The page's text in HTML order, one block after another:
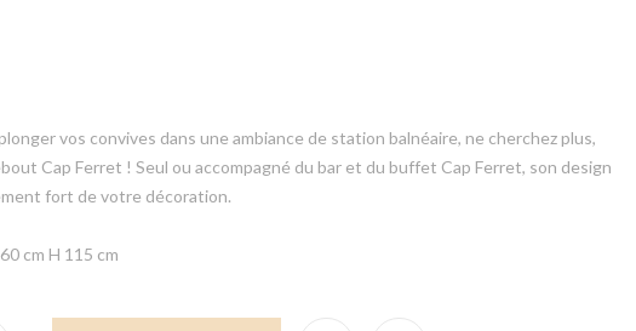
vos convives dans une ambiance de station balnéaire, ne cherchez plus,
Cap Ferret ! Seul ou accompagné du bar et du buffet Cap Ferret, son design
fort de votre décoration.
cm H 115 cm